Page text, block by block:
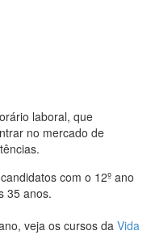
laboral, que
no mercado de
com o 12º ano
35 anos.
veja os cursos daVida